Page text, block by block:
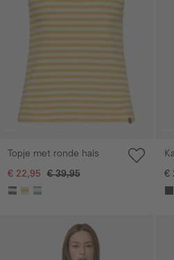
Topje met ronde hals
€ 22,95 € 39,95 €